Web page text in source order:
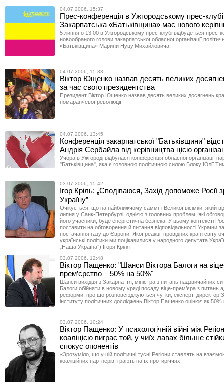
04.07.2006, 15:37
Прес-конференція в Ужгородському прес-
Закарпатська «Батьківщина» має нового
5 липня о 13.00 в Ужгородському прес-клубі відбудеться прес-
новообраного голови закарпатської обласної організації
«Батьківщина» Марини Нуцу Михайловича.
04.07.2006, 15:33
Віктор Ющенко назвав десять великих
за час свого президентства
Президент Віктор Ющенко назвав десять великих досягнень
помаранчевої революції
04.07.2006, 13:45
Конференція закарпатської "Батьківщини"
Андрія Сербайла від керівництва цією
Учора в Ужгороді відбулася конференція обласної організації
"Батьківщина", яка є головною політичною силою Блоку Юлії
03.07.2006, 15:42
Ігор Кріль: „Сподіваюся, Захід допоможе Росії
Україну”
Очікується, що на найближчому самміті Великої вісімки, який
липня у Санк-Петербурзі, однією з головних проблем, які
його учасники, буде енергетична безпека. У цьому контексті
поставити на обговорення й питання відповідальності України
постачання газу до Європи. Якої реакції провідних країн світу
українські політики ми поцікавилися у народного депутата
„Наша Україна”) Ігоря Кріля
03.07.2006, 12:48
Віктор Пащенко: "Шанси Віктора Балоги на
прем’єрство – 50% на 50%"
Шанси вихідця з Закарпаття, міністра з питань надзвичайних
Балоги обійняти в новому уряді посаду віце-прем’єра з питань
реформи, про що розповсюджуються чутки, експерт, директор
інституту політичних досліджень Віктор Пащенко оцінює як
03.07.2006, 10:24
Віктор Пащенко: У психологічній війні між
коаліцією виграє той, у чиїх лавах більше
спокус опонентів
«Зрозуміло, що у цій політичні тусні Регіони ставлять на
коаліційних партнерів, грають на їх протиріччях.